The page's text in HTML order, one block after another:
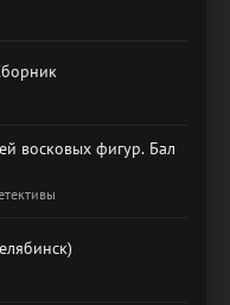
восковых фигур. Бал